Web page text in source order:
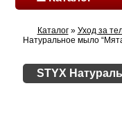
Каталог» Уход за
Натуральное мыло
STYX